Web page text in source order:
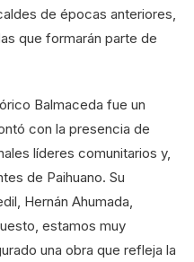
de épocas anteriores,
que formarán parte de
Balmaceda fue un
con la presencia de
líderes comunitarios y,
de Paihuano. Su
Hernán Ahumada,
estamos muy
una obra que refleja la